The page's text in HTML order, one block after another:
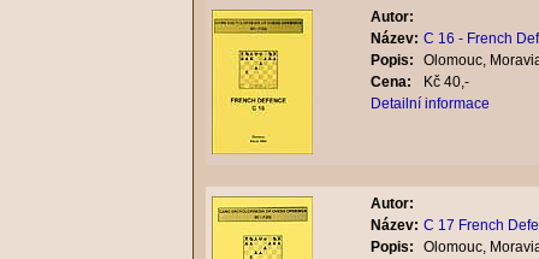
Autor:
Název: C 16 - French
Popis:
Olomouc,
Cena:
Kč 40,-
Detailní informace
Autor:
Název: C 17 French
Popis:
Olomouc,